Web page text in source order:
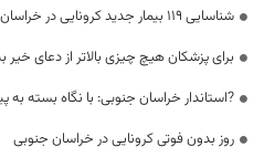
شناسایی ۱۱۹ بیمار جدید کرونایی در خراسان جنوبی
برای پزشکان هیچ چیزی بالاتر از دعای خیر
?استاندار خراسان جنوبی: با نگاه بسته
روز بدون فوتی کرونایی در خراسان جنوبی